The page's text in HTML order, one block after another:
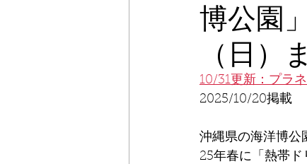
博公園
（日）
10/31更新：プラ
2025/10/20掲載
沖縄県の海洋博公
25年春に「熱帯